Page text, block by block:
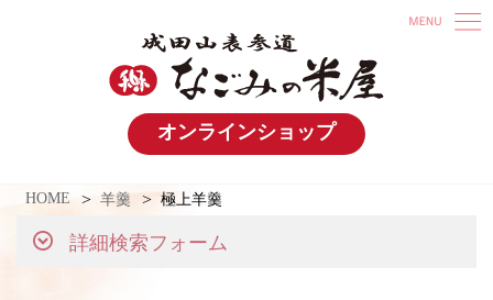
オンラインショップ
HOME 羊羹 極上羊羹
詳細検索フォーム